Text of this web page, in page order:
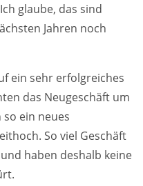
glaube, das sind
Jahren noch
ein sehr erfolgreiches
das Neugeschäft um
ein neues
So viel Geschäft
haben deshalb keine